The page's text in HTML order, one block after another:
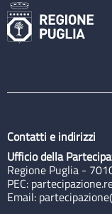
Contatti e indirizzi
Ufficio della
Regione Puglia -
PEC:
Email: